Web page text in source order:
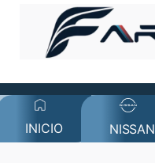
INICIO NISSAN